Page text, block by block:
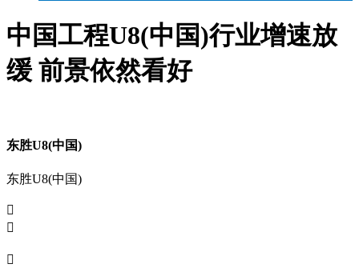
中国工程U8(中国)行业增速放
缓 前景依然看好
东胜U8(中国)
东胜U8(中国)


